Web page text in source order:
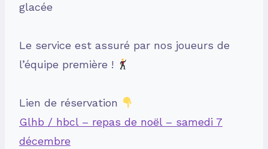
glacée
Le service est assuré par nos joueurs de
l’équipe première !
Lien de réservation
Glhb / hbcl – repas de noël – samedi 7
décembre